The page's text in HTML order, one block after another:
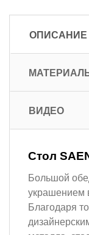
ОПИСАНИЕ
ВИДЕО
Стол
Большой
украшением
Благодаря